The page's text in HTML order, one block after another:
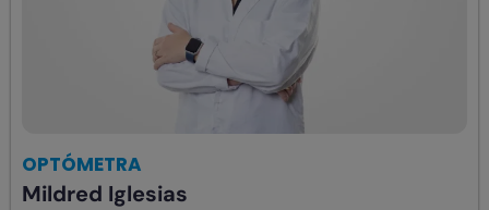
OPTÓMETRA
Mildred Iglesias